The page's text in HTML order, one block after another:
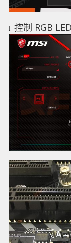
↓ 控制 RGB